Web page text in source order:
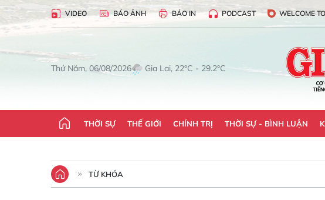
VIDEO BÁO ẢNH BÁO IN PODCAST WELCOME
Thứ Năm, 06/08/2026 Gia Lai, 22°C - 29.2°C
THỜI SỰ THẾ GIỚI CHÍNH TRỊ THỜI SỰ - BÌNH LUẬN
TỪ KHÓA